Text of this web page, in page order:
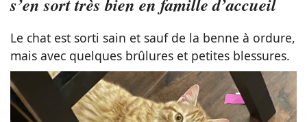
Le chat est sorti sain et sauf de la benne à ordure,
mais avec quelques brûlures et petites blessures.